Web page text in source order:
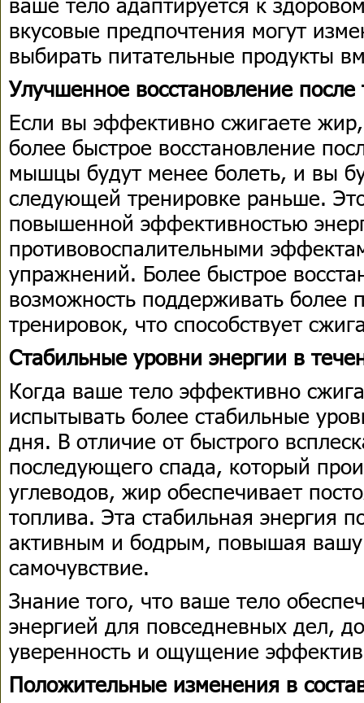
вкусовые предпочтения могут
выбирать питательные продукты
Улучшенное восстановление после
Если вы эффективно сжигаете
более быстрое восстановление
мышцы будут менее болеть, и вы
следующей тренировке раньше.
повышенной эффективностью
противовоспалительными
упражнений. Более быстрое
возможность поддерживать более
тренировок, что способствует
Стабильные уровни энергии в
Когда ваше тело эффективно
испытывать более стабильные
дня. В отличие от быстрого
последующего спада, который
углеводов, жир обеспечивает
топлива. Эта стабильная энергия
активным и бодрым, повышая вашу
самочувствие.
Знание того, что ваше тело
энергией для повседневных дел,
уверенность и ощущение
Положительные изменения в